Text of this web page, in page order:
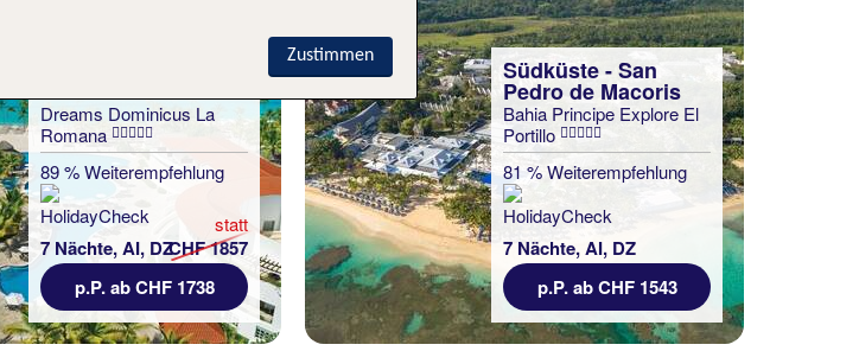
Romana
Dreams Dominicus La
Romana
89 % Weiterempfehlung
7 Nächte, AI, DZ
statt
CHF 1857
p.P. ab CHF 1738
Südküste - San
Pedro de Macoris
Bahia Principe Explore El
Portillo
81 % Weiterempfehlung
7 Nächte, AI, DZ
p.P. ab CHF 1543
Zustimmen